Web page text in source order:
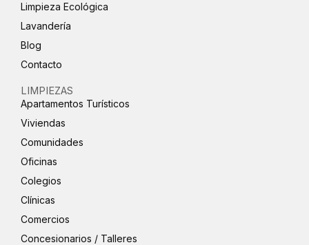
Limpieza Ecológica
Lavandería
Blog
Contacto
LIMPIEZAS
Apartamentos Turísticos
Viviendas
Comunidades
Oficinas
Colegios
Clínicas
Comercios
Concesionarios / Talleres